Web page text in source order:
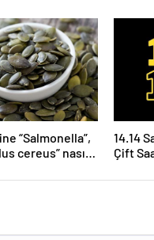
“Salmonella”,
cereus” nasıl
14.14
Çift